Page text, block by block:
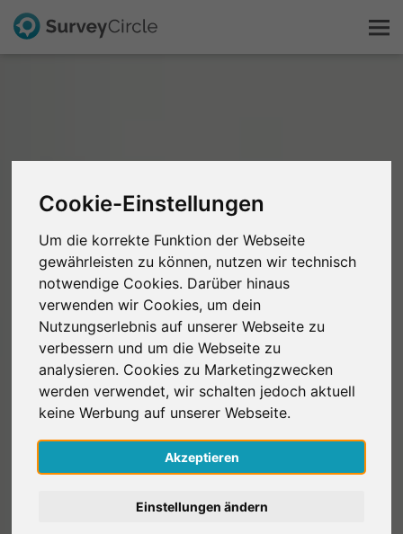
Cookie-Einstellungen
Um die korrekte Funktion der Webseite
gewährleisten zu können, nutzen wir technisch
notwendige Cookies. Darüber hinaus
verwenden wir Cookies, um dein
Nutzungserlebnis auf unserer Webseite zu
verbessern und um die Webseite zu
analysieren. Cookies zu Marketingzwecken
werden verwendet, wir schalten jedoch aktuell
keine Werbung auf unserer Webseite.
Akzeptieren
Einstellungen ändern
Forschung entdecken
FAQ
Kostenlos registrieren
Anmelden
English
Nederlands